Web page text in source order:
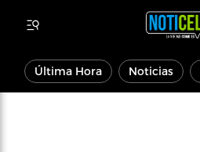
Última Hora Noticias